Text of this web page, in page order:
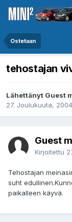
Ostetaan
tehostajan
Lähettänyt Guest
27. Joulukuuta, 2004
Guest
Kirjoitettu
Tehostajan
suht
paikalleen käyvä.